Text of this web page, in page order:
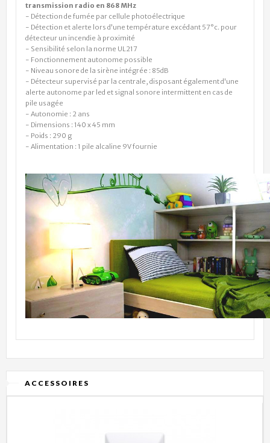
transmission radio en 868 MHz
- Détection de fumée par cellule photoélectrique
- Détection et alerte lors d'une température excédant 57°c. pour
détecteur un incendie à proximité
- Sensibilité selon la norme UL217
- Fonctionnement autonome possible
- Niveau sonore de la sirène intégrée : 85dB
- Détecteur supervisé par la centrale, disposant également d'une
alerte autonome par led et signal sonore intermittent en cas de
pile usagée
- Autonomie : 2 ans
- Dimensions : 140 x 45 mm
- Poids : 290 g
- Alimentation : 1 pile alcaline 9V fournie
ACCESSOIRES